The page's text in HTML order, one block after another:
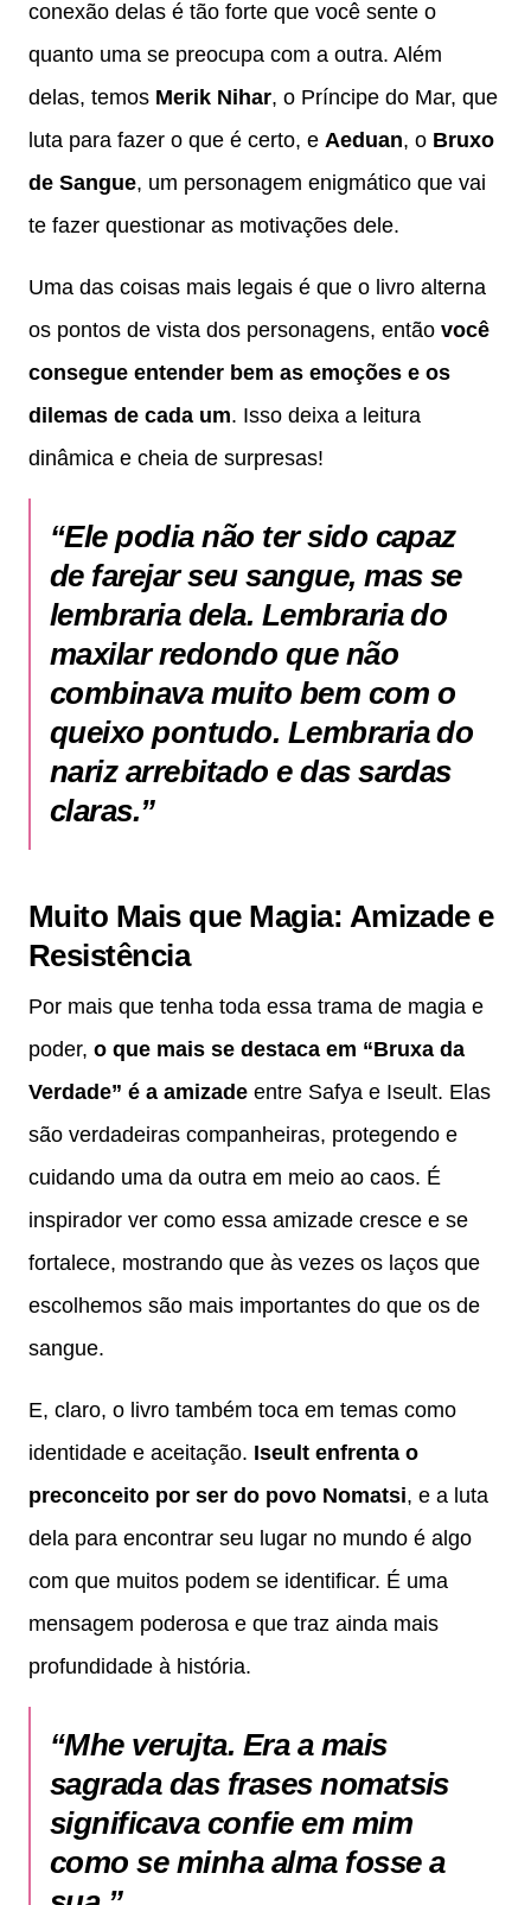
conexão delas é tão forte que você sente o
quanto uma se preocupa com a outra. Além
delas, temos Merik Nihar, o Príncipe do Mar, que
luta para fazer o que é certo, e Aeduan, o Bruxo
de Sangue, um personagem enigmático que vai
te fazer questionar as motivações dele.
Uma das coisas mais legais é que o livro alterna
os pontos de vista dos personagens, então você
consegue entender bem as emoções e os
dilemas de cada um. Isso deixa a leitura
dinâmica e cheia de surpresas!
“Ele podia não ter sido capaz
de farejar seu sangue, mas se
lembraria dela. Lembraria do
maxilar redondo que não
combinava muito bem com o
queixo pontudo. Lembraria do
nariz arrebitado e das sardas
claras.”
Muito Mais que Magia: Amizade e
Resistência
Por mais que tenha toda essa trama de magia e
poder, o que mais se destaca em “Bruxa da
Verdade” é a amizade entre Safya e Iseult. Elas
são verdadeiras companheiras, protegendo e
cuidando uma da outra em meio ao caos. É
inspirador ver como essa amizade cresce e se
fortalece, mostrando que às vezes os laços que
escolhemos são mais importantes do que os de
sangue.
E, claro, o livro também toca em temas como
identidade e aceitação. Iseult enfrenta o
preconceito por ser do povo Nomatsi, e a luta
dela para encontrar seu lugar no mundo é algo
com que muitos podem se identificar. É uma
mensagem poderosa e que traz ainda mais
profundidade à história.
“Mhe verujta. Era a mais
sagrada das frases nomatsis
significava confie em mim
como se minha alma fosse a